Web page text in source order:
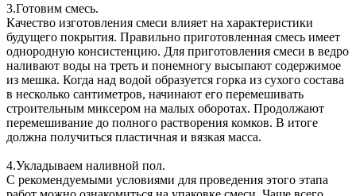
3.Готовим смесь.
Качество изготовления смеси влияет на характеристики
будущего покрытия. Правильно приготовленная смесь имеет
однородную консистенцию. Для приготовления смеси в ведро
наливают воды на треть и понемногу высыпают содержимое
из мешка. Когда над водой образуется горка из сухого состава
в несколько сантиметров, начинают его перемешивать
строительным миксером на малых оборотах. Продолжают
перемешивание до полного растворения комков. В итоге
должна получиться пластичная и вязкая масса.
4.Укладываем наливной пол.
С рекомендуемыми условиями для проведения этого этапа